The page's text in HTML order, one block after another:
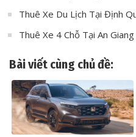
Thuê Xe Du Lịch Tại Định
Thuê Xe 4 Chỗ Tại An Giang
Bài viết cùng chủ đề: